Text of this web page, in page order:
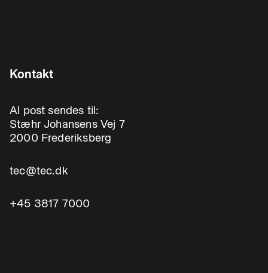
Kontakt
Al post sendes til:
Stæhr Johansens Vej 7
2000 Frederiksberg
tec@tec.dk
+45 3817 7000